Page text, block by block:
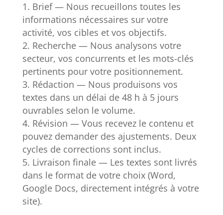
Brief — Nous recueillons toutes les
informations nécessaires sur votre
activité, vos cibles et vos objectifs.
Recherche — Nous analysons votre
secteur, vos concurrents et les mots-clés
pertinents pour votre positionnement.
Rédaction — Nous produisons vos
textes dans un délai de 48 h à 5 jours
ouvrables selon le volume.
Révision — Vous recevez le contenu et
pouvez demander des ajustements. Deux
cycles de corrections sont inclus.
Livraison finale — Les textes sont livrés
dans le format de votre choix (Word,
Google Docs, directement intégrés à votre
site).